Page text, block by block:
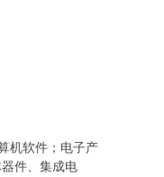
机软件；电子产
件、集成电